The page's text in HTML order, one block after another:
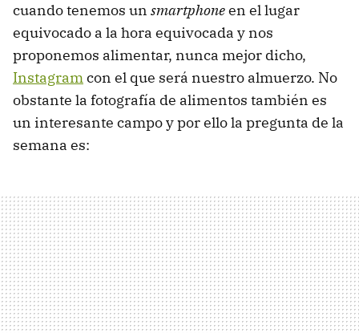
cuando tenemos un smartphoneen el lugar
equivocado a la hora equivocada y nos
proponemos alimentar, nunca mejor dicho,
Instagramcon el que será nuestro almuerzo. No
obstante la fotografía de alimentos también es
un interesante campo y por ello la pregunta de la
semana es: